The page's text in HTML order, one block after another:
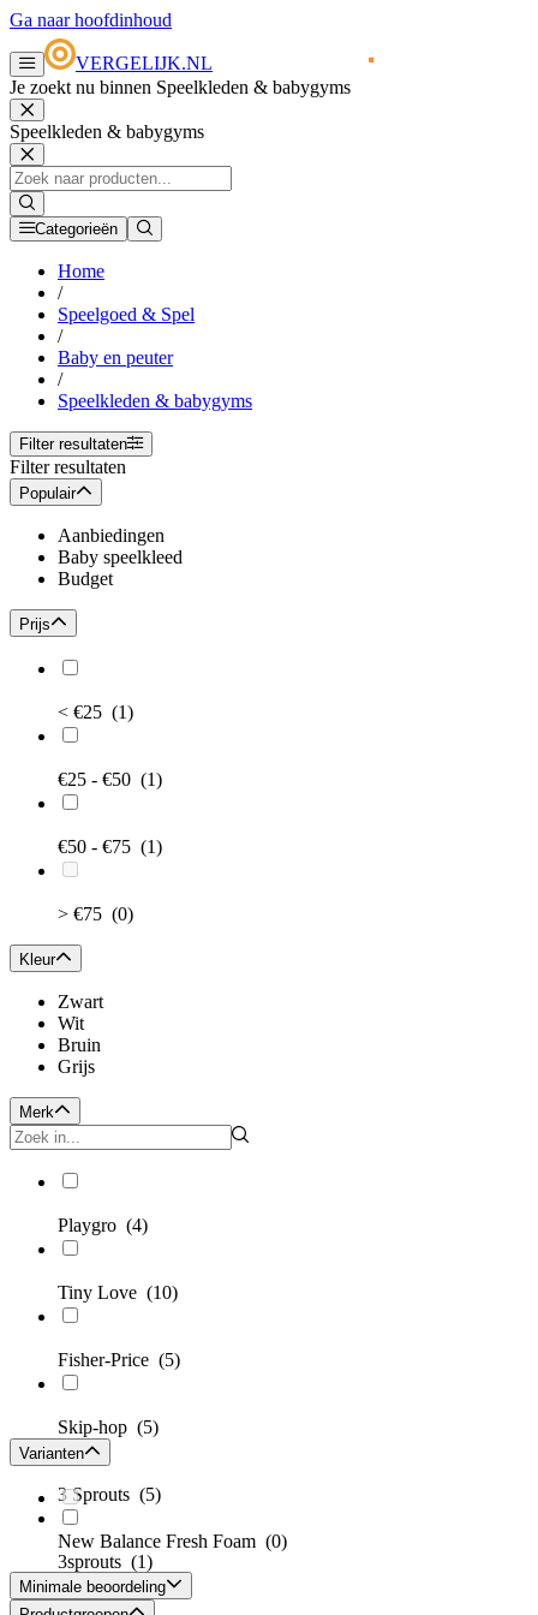
Ga naar hoofdinhoud
VERGELIJK.NL
Je zoekt nu binnen Speelkleden & babygyms
Speelkleden & babygyms
Categorieën
Home
/
Speelgoed & Spel
/
Baby en peuter
/
Speelkleden & babygyms
Filter resultaten
Filter resultaten
Populair
Aanbiedingen
Baby speelkleed
Budget
Prijs
< €25 (1)
€25 - €50 (1)
€50 - €75 (1)
> €75 (0)
Kleur
Zwart
Wit
Bruin
Grijs
Merk
Playgro (4)
Tiny Love (10)
Fisher-Price (5)
Skip-hop (5)
3 Sprouts (5)
3sprouts (1)
Varianten
New Balance Fresh Foam (0)
Minimale beoordeling